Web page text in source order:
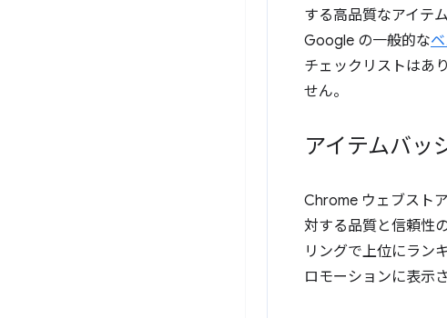
する高品質なアイテ
Google の一般的な
チェックリストはあ
せん。
アイテムバッ
Chrome ウェブスト
対する品質と信頼性
リングで上位にラン
ロモーションに表示